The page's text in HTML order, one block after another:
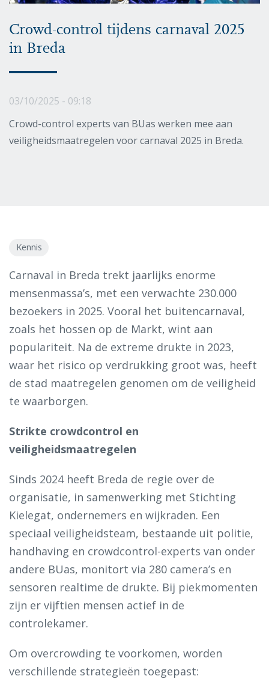
Crowd-control tijdens carnaval 2025
in Breda
03/10/2025 - 09:18
Crowd-control experts van BUas werken mee aan
veiligheidsmaatregelen voor carnaval 2025 in Breda.
Kennis
Carnaval in Breda trekt jaarlijks enorme
mensenmassa’s, met een verwachte 230.000
bezoekers in 2025. Vooral het buitencarnaval,
zoals het hossen op de Markt, wint aan
populariteit. Na de extreme drukte in 2023,
waar het risico op verdrukking groot was, heeft
de stad maatregelen genomen om de veiligheid
te waarborgen.
Strikte crowdcontrol en
veiligheidsmaatregelen
Sinds 2024 heeft Breda de regie over de
organisatie, in samenwerking met Stichting
Kielegat, ondernemers en wijkraden. Een
speciaal veiligheidsteam, bestaande uit politie,
handhaving en crowdcontrol-experts van onder
andere BUas, monitort via 280 camera’s en
sensoren realtime de drukte. Bij piekmomenten
zijn er vijftien mensen actief in de
controlekamer.
Om overcrowding te voorkomen, worden
verschillende strategieën toegepast: